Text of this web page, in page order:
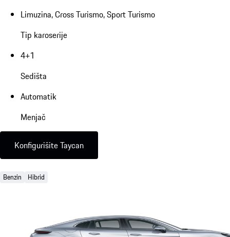
Limuzina, Cross Turismo, Sport Turismo
Tip karoserije
4+1
Sedišta
Automatik
Menjač
Konfigurišite Taycan
Benzin Hibrid